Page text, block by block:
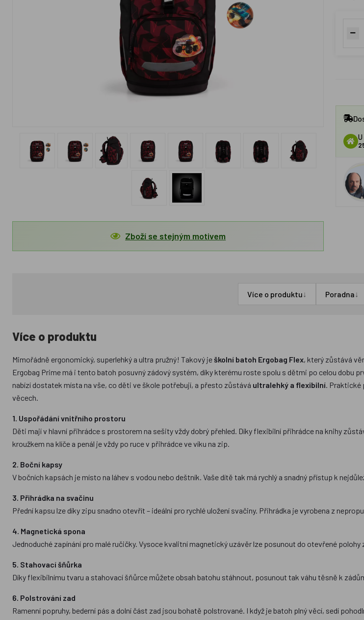
Zboží se stejným motivem
Více o produktu↓ Poradna↓
Více o produktu
Mimořádně ergonomický, superlehký a ultra pružný! Takový ješkolní batoh Ergobag Flex, který zůstává
Ergobag Prime má i tento batoh posuvný zádový systém, díky kterému roste spolu s dětmi po celou dobu
nabízí dostatek místa na vše, co děti ve škole potřebují, a přesto zůstává ultralehký a flexibilní. Praktické
věcech.
1. Uspořádání vnitřního prostoru
Děti mají v hlavní přihrádce s prostorem na sešity vždy dobrý přehled. Díky flexibilní přihrádce na knihy
kroužkem na klíče a penál je vždy po ruce v přihrádce ve víku na zip.
2. Boční kapsy
V bočních kapsách je místo na láhev s vodou nebo deštník. Vaše dítě tak má rychlý a snadný přístup k
3. Přihrádka na svačinu
Přední kapsu lze díky zipu snadno otevřít – ideální pro rychlé uložení svačiny. Přihrádka je vyrobena z
4. Magnetická spona
Jednoduché zapínání pro malé ručičky. Vysoce kvalitní magnetický uzávěr lze posunout do otevřené
5. Stahovací šňůrka
Díky flexibilnímu tvaru a stahovací šňůrce můžete obsah batohu stáhnout, posunout tak váhu těsně k
6. Polstrování zad
Ramenní popruhy, bederní pás a dolní část zad jsou bohatě polstrované. I když je batoh plný věcí, sedí